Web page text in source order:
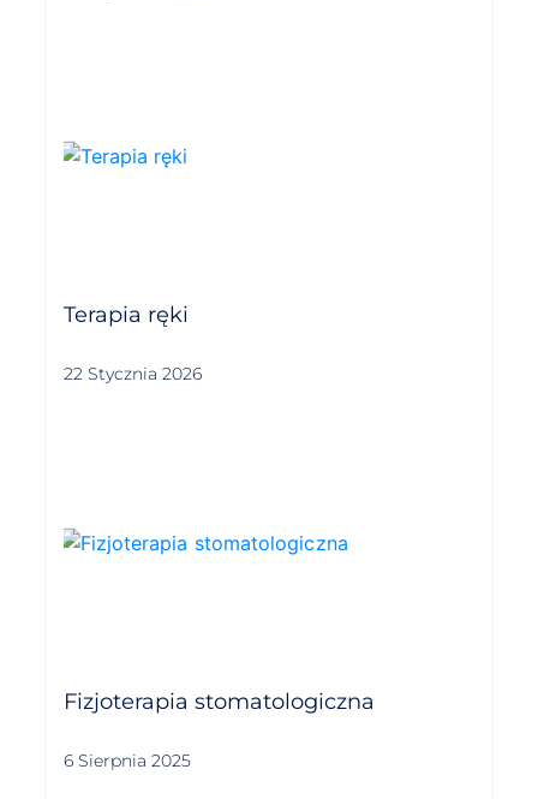
Terapia ręki
22 Stycznia 2026
Fizjoterapia stomatologiczna
6 Sierpnia 2025